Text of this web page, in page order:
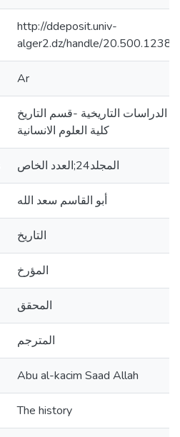
http://ddeposit.univ-
alger2.dz/handle/
Ar
الدراسات التاريخية -قسم التاريخ
كلية العلوم الانسانية
المجلد24;العدد الخاص
أبو القاسم سعد الله
التاريخ
المؤرخ
المحقق
المترجم
Abu al-kacim Saad Allah
The history